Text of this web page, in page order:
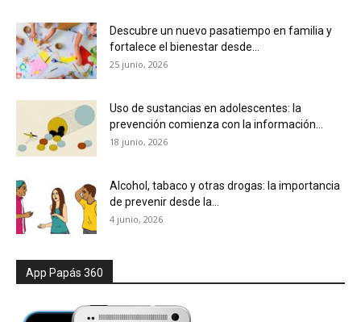
Descubre un nuevo pasatiempo en familia y
fortalece el bienestar desde...
25 junio, 2026
Uso de sustancias en adolescentes: la
prevención comienza con la información...
18 junio, 2026
Alcohol, tabaco y otras drogas: la importancia
de prevenir desde la...
4 junio, 2026
App Papás 360